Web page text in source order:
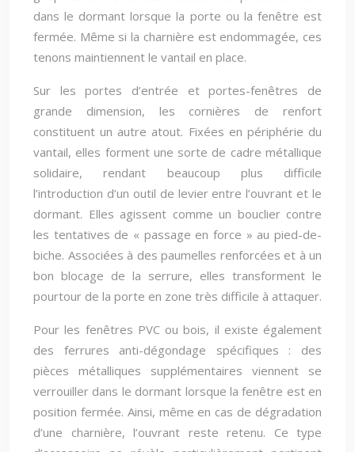
dans le dormant lorsque la porte ou la fenêtre est
fermée. Même si la charnière est endommagée, ces
tenons maintiennent le vantail en place.
Sur les portes d’entrée et portes-fenêtres de
grande dimension, les cornières de renfort
constituent un autre atout. Fixées en périphérie du
vantail, elles forment une sorte de cadre métallique
solidaire, rendant beaucoup plus difficile
l’introduction d’un outil de levier entre l’ouvrant et le
dormant. Elles agissent comme un bouclier contre
les tentatives de « passage en force » au pied-de-
biche. Associées à des paumelles renforcées et à un
bon blocage de la serrure, elles transforment le
pourtour de la porte en zone très difficile à attaquer.
Pour les fenêtres PVC ou bois, il existe également
des ferrures anti-dégondage spécifiques : des
pièces métalliques supplémentaires viennent se
verrouiller dans le dormant lorsque la fenêtre est en
position fermée. Ainsi, même en cas de dégradation
d’une charnière, l’ouvrant reste retenu. Ce type